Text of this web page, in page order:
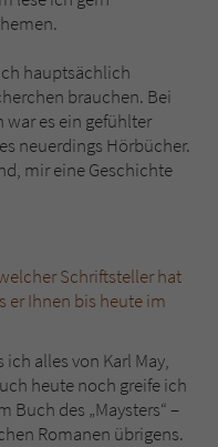
hauptsächlich
brauchen. Bei
war es ein gefühlter
neuerdings Hörbücher.
mir eine Geschichte
Schriftsteller hat
er Ihnen bis heute im
alles von Karl May,
heute noch greife ich
Buch des „Maysters“ –
Romanen übrigens.